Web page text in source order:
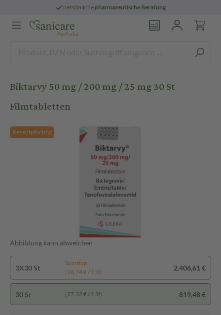
persönlichepharmazeutische Beratung
Biktarvy 50 mg / 200 mg / 25 mg 30 St
Filmtabletten
Rezeptpflichtig
Abbildung kann abweichen
3X30 St
Spartipp
(26,74 € / 1 St)
2.406,61 €
30 St (27,32 € / 1 St) 819,48 €